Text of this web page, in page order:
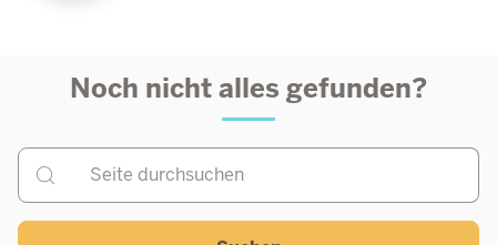
Noch nicht alles gefunden?